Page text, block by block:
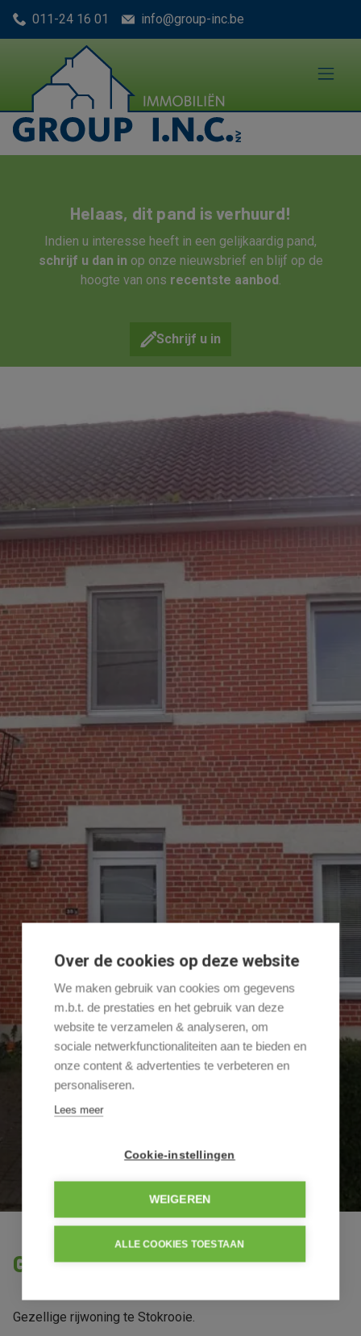
Menu overslaan en naar de inhoud gaan
011-24 16 01 info@group-inc.be
Helaas, dit pand is verhuurd!
Indien u interesse heeft in een gelijkaardig pand,
schrijf u dan in op onze nieuwsbrief en blijf op de
hoogte van ons recentste aanbod.
Schrijf u in
Gezellige rijwoning te Stokrooie
Gezellige rijwoning te Stokrooie.
Over de cookies op deze website
We maken gebruik van cookies om gegevens
m.b.t. de prestaties en het gebruik van deze
website te verzamelen & analyseren, om
sociale netwerkfunctionaliteiten aan te bieden en
onze content & advertenties te verbeteren en
personaliseren.
Lees meer
Cookie-instellingen
WEIGEREN
ALLE COOKIES TOESTAAN